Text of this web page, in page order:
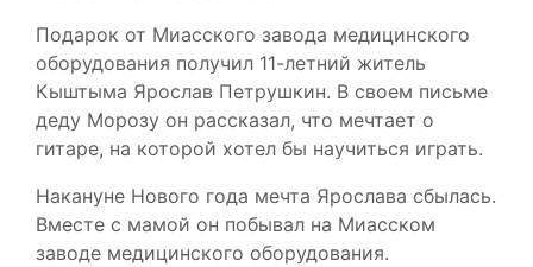
Подарок от Миасского завода медицинского
оборудования получил 11-летний житель
Кыштыма Ярослав Петрушкин. В своем письме
деду Морозу он рассказал, что мечтает о
гитаре, на которой хотел бы научиться играть.
Накануне Нового года мечта Ярослава сбылась.
Вместе с мамой он побывал на Миасском
заводе медицинского оборудования.